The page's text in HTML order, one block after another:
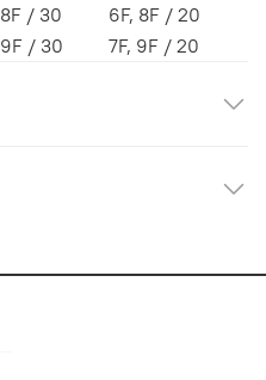
8F / 30
6F, 8F / 20
9F / 30 7F, 9F / 20